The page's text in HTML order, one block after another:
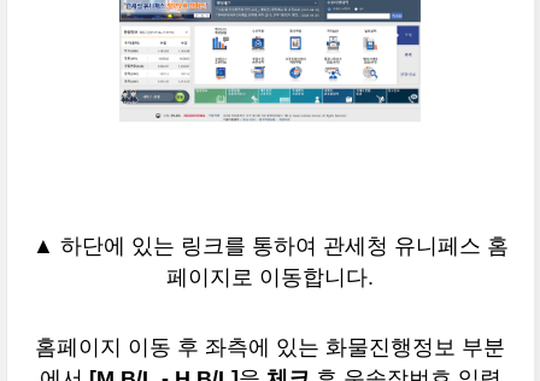
▲ 하단에 있는 링크를 통하여 관세청 유니페스 홈
페이지로 이동합니다.
홈페이지 이동 후 좌측에 있는 화물진행정보 부분